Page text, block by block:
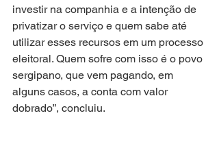
investir na companhia e a intenção de
privatizar o serviço e quem sabe até
utilizar esses recursos em um processo
eleitoral. Quem sofre com isso é o povo
sergipano, que vem pagando, em
alguns casos, a conta com valor
dobrado”, concluiu.